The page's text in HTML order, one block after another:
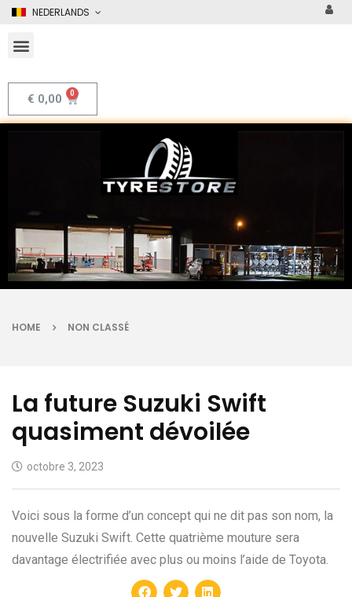
NEDERLANDS
€ 0,00
HOME NON CLASSÉ
La future Suzuki Swift
quasiment dévoilée
octobre 3, 2023
Voici sous la forme d’un concept qui ne dit pas son nom, la
nouvelle Suzuki Swift. Cette quatrième mouture sera
davantage électrifiée avec plus ou moins l’aide de Toyota.